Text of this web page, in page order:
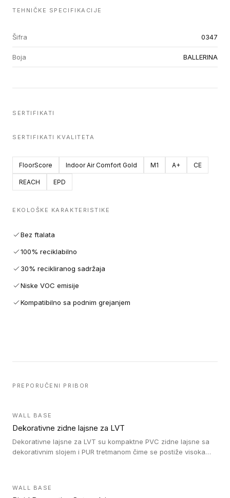
TEHNIČKE SPECIFIKACIJE
Šifra 0347
Boja BALLERINA
SERTIFIKATI
SERTIFIKATI KVALITETA
FloorScore Indoor Air Comfort Gold M1 A+ CE
REACH EPD
EKOLOŠKE KARAKTERISTIKE
Bez ftalata
100% reciklabilno
30% recikliranog sadržaja
Niske VOC emisije
Kompatibilno sa podnim grejanjem
PREPORUČENI PRIBOR
WALL BASE
Dekorativne zidne lajsne za LVT
Dekorativne lajsne za LVT su kompaktne PVC zidne lajsne sa
dekorativnim slojem i PUR tretmanom čime se postiže visoka
WALL BASE